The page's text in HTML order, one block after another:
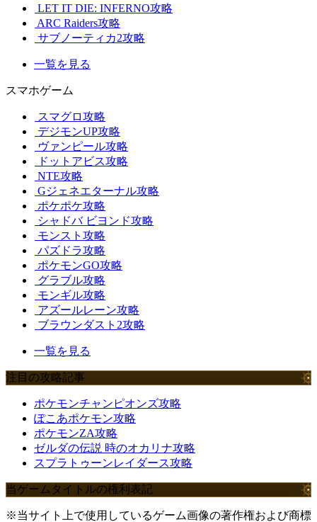
LET IT DIE: INFERNO攻略
ARC Raiders攻略
サブノーティカ2攻略
一覧を見る
スマホゲーム
スマグロ攻略
デジモンUP攻略
ヴァンピール攻略
ドットアビス攻略
NTE攻略
Gジェネエターナル攻略
ポケポケ攻略
シャドバ ビヨンド攻略
モンスト攻略
パズドラ攻略
ポケモンGO攻略
グラブル攻略
モンギル攻略
アズールレーン攻略
ブラウンダスト2攻略
一覧を見る
注目の攻略記事
ポケモンチャンピオンズ攻略
ぽこあポケモン攻略
ポケモンZA攻略
ゼルダの伝説 時のオカリナ攻略
スプラトゥーンレイダース攻略
当ゲームタイトルの権利表記
※当サイト上で使用しているゲーム画像の著作権および商標